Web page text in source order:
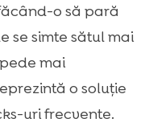
o să pară
se simte sătul mai
mai
o soluție
uri frecvente.